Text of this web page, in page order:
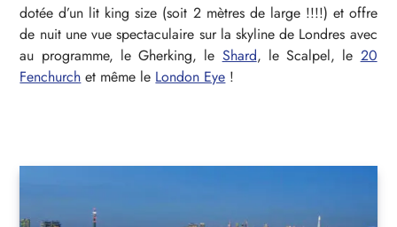
dotée d’un lit king size (soit 2 mètres de large !!!!) et offre
de nuit une vue spectaculaire sur la skyline de Londres avec
au programme, le Gherking, le Shard, le Scalpel, le 20
Fenchurch et même le London Eye !